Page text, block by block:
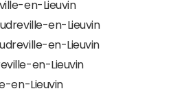
en-Lieuvin
en-Lieuvin
en-Lieuvin
en-Lieuvin
en-Lieuvin